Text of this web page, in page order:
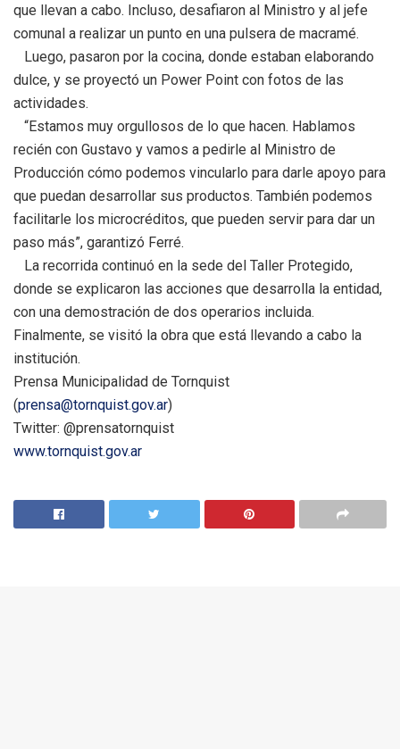
que llevan a cabo. Incluso, desafiaron al Ministro y al jefe
comunal a realizar un punto en una pulsera de macramé.
Luego, pasaron por la cocina, donde estaban elaborando
dulce, y se proyectó un Power Point con fotos de las
actividades.
“Estamos muy orgullosos de lo que hacen. Hablamos
recién con Gustavo y vamos a pedirle al Ministro de
Producción cómo podemos vincularlo para darle apoyo para
que puedan desarrollar sus productos. También podemos
facilitarle los microcréditos, que pueden servir para dar un
paso más”, garantizó Ferré.
La recorrida continuó en la sede del Taller Protegido,
donde se explicaron las acciones que desarrolla la entidad,
con una demostración de dos operarios incluida.
Finalmente, se visitó la obra que está llevando a cabo la
institución.
Prensa Municipalidad de Tornquist
(prensa@tornquist.gov.ar)
Twitter: @prensatornquist
www.tornquist.gov.ar